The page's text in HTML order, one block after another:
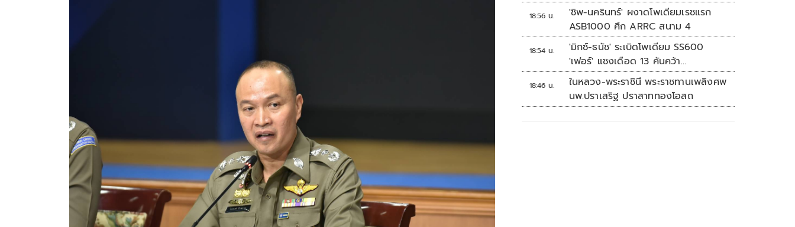
18:56 น.
'ชิพ-นครินทร์' ผงาดโพเดียมเรซแรก
ASB1000 ศึก ARRC สนาม 4
18:54 น.
'มิกซ์-ธนัช' ระเบิดโพเดียม SS600
'เฟอร์' แซงเดือด 13 คันคว้า
แต้ม ศึก ARRC สนาม 4
18:46 น.
ในหลวง-พระราชินี พระราชทานเพลิงศพ
นพ.ปราเสริฐ ปราสาททองโอสถ